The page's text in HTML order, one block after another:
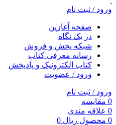
ورود / ثبت نام
صفحه آغازین
در یک نگاه
شبکه پخش و فروش
رسانه معرفی کتاب
کتاب الکترونیک و پادپخش
ورود / عضویت
ورود / ثبت نام
0 مقایسه
0 علاقه مندی
0 محصول ریال